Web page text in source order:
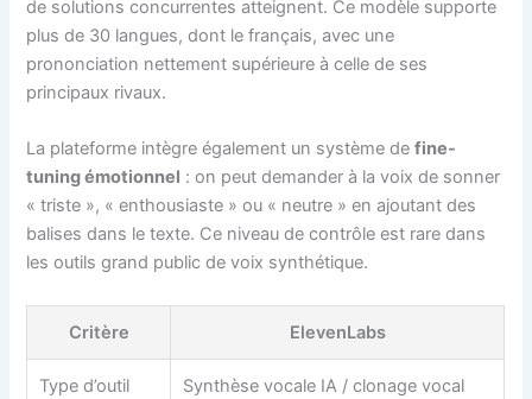
de solutions concurrentes atteignent. Ce modèle supporte
plus de 30 langues, dont le français, avec une
prononciation nettement supérieure à celle de ses
principaux rivaux.
La plateforme intègre également un système define-
tuning émotionnel : on peut demander à la voix de sonner
« triste », « enthousiaste » ou « neutre » en ajoutant des
balises dans le texte. Ce niveau de contrôle est rare dans
les outils grand public de voix synthétique.
Critère ElevenLabs
Type d’outil Synthèse vocale IA / clonage vocal